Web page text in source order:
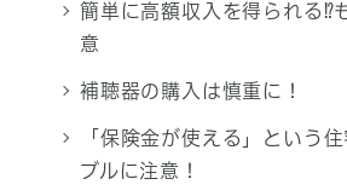
簡単に高額収入を得られる⁉
意
補聴器の購入は慎重に！
「保険金が使える」という
ブルに注意！